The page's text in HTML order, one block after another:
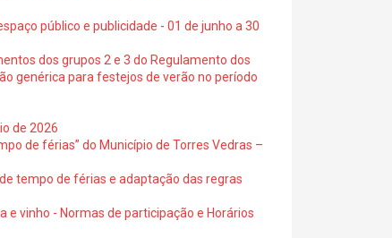
público e publicidade - 01 de junho a 30
dos grupos 2 e 3 do Regulamento dos
genérica para festejos de verão no período
de 2026
de férias” do Município de Torres Vedras –
tempo de férias e adaptação das regras
e vinho - Normas de participação e Horários